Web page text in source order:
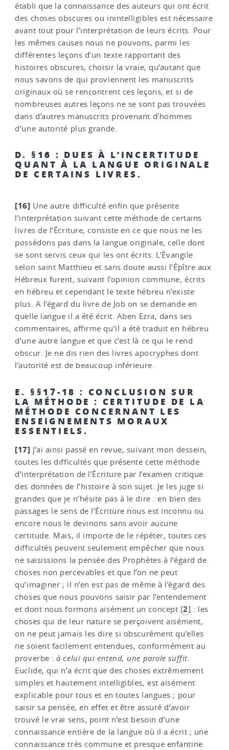
établi que la connaissance des auteurs qui ont écrit
des choses obscures ou inintelligibles est nécessaire
avant tout pour l’interprétation de leurs écrits. Pour
les mêmes causes nous ne pouvons, parmi les
différentes leçons d’un texte rapportant des
histoires obscures, choisir la vraie, qu’autant que
nous savons de qui proviennent les manuscrits
originaux où se rencontrent ces leçons, et si de
nombreuses autres leçons ne se sont pas trouvées
dans d’autres manuscrits provenant d’hommes
d’une autorité plus grande.
D. §16 : DUES À L’INCERTITUDE
QUANT À LA LANGUE ORIGINALE
DE CERTAINS LIVRES.
[16] Une autre difficulté enfin que présente
l’interprétation suivant cette méthode de certains
livres de l’Écriture, consiste en ce que nous ne les
possédons pas dans la langue originale, celle dont
se sont servis ceux qui les ont écrits. L’Évangile
selon saint Matthieu et sans doute aussi l’Épître aux
Hébreux furent, suivant l’opinion commune, écrits
en hébreu et cependant le texte hébreu n’existe
plus. A l’égard du livre de Job on se demande en
quelle langue il a été écrit. Aben Ezra, dans ses
commentaires, affirme qu’il a été traduit en hébreu
d’une autre langue et que c’est là ce qui le rend
obscur. Je ne dis rien des livres apocryphes dont
l’autorité est de beaucoup inférieure.
E. §§17-18 : CONCLUSION SUR
LA MÉTHODE : CERTITUDE DE LA
MÉTHODE CONCERNANT LES
ENSEIGNEMENTS MORAUX
ESSENTIELS.
[17] J’ai ainsi passé en revue, suivant mon dessein,
toutes les difficultés que présente cette méthode
d’interprétation de l’Écriture par l’examen critique
des données de l’histoire à son sujet. Je les juge si
grandes que je n’hésite pas à le dire : en bien des
passages le sens de l’Écriture nous est inconnu ou
encore nous le devinons sans avoir aucune
certitude. Mais, il importe de le répéter, toutes ces
difficultés peuvent seulement empêcher que nous
ne saisissions la pensée des Prophètes à l’égard de
choses non percevables et que l’on ne peut
qu’imaginer ; il n’en est pas de même à l’égard des
choses que nous pouvons saisir par l’entendement
et dont nous formons aisément un concept [2] : les
choses qui de leur nature se perçoivent aisément,
on ne peut jamais les dire si obscurément qu’elles
ne soient facilement entendues, conformément au
proverbe :à celui qui entend, une parole suffit.
Euclide, qui n’a écrit que des choses extrêmement
simples et hautement intelligibles, est aisément
explicable pour tous et en toutes langues ; pour
saisir sa pensée, en effet et être assuré d’avoir
trouvé le vrai sens, point n’est besoin d’une
connaissance entière de la langue où il a écrit ; une
connaissance très commune et presque enfantine